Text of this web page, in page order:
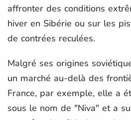
affronter des conditions
hiver en Sibérie ou sur les
de contrées reculées.
Malgré ses origines
un marché au-delà des
France, par exemple, elle a
sous le nom de "Niva" et a